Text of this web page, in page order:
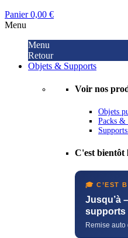
Panier 0,00 €
Menu
Menu
Retour
Objets & Supports
Voir nos
Objets
Packs &
C'est bientôt
🎓 C’EST
Jusqu’à
supports
Remise auto